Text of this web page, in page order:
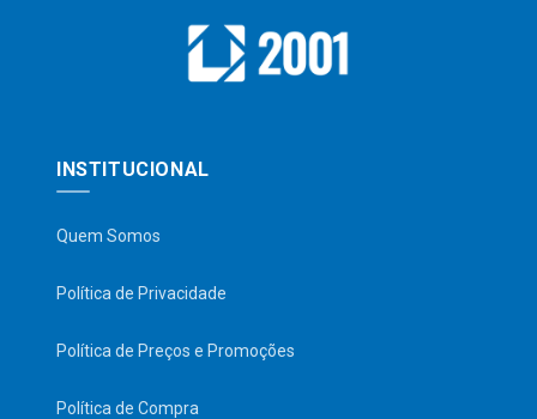
INSTITUCIONAL
Quem Somos
Política de Privacidade
Política de Preços e Promoções
Política de Compra